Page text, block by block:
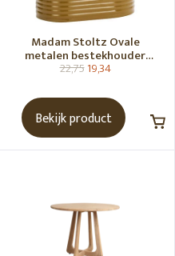
Madam Stoltz Ovale
metalen bestekhouder
Tapenade
22,7519,34
Bekijk product